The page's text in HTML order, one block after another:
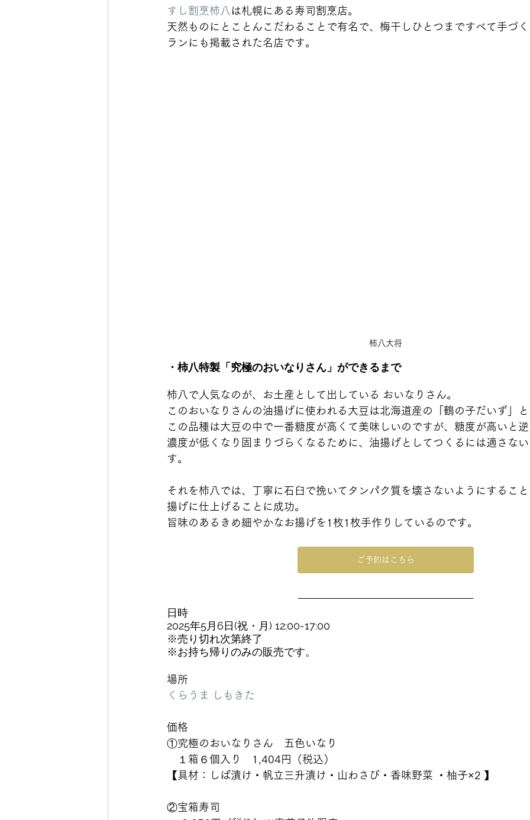
すし割烹柿八 は札幌にある寿司割烹店。
天然ものにとことんこだわることで有名で、梅干しひとつまですべて手づく
ランにも掲載された名店です。
柿八大将
・柿八特製「究極のおいなりさん」ができるまで
柿八で人気なのが、お土産として出している おいなりさん。
このおいなりさんの油揚げに使われる大豆は北海道産の「鶴の子だいず」と
この品種は大豆の中で一番糖度が高くて美味しいのですが、糖度が高いと
濃度が低くなり固まりづらくなるために、油揚げとしてつくるには適さな
す。
それを柿八では、丁寧に石臼で挽いてタンパク質を壊さないようにするこ
揚げに仕上げることに成功。
旨味のあるきめ細やかなお揚げを1枚1枚手作りしているのです。
ご予約はこちら
日時
2025年5月6日(祝・月) 12:00-17:00
※売り切れ次第終了
※お持ち帰りのみの販売です。
場所
くらうま しもきた
価格
①究極のおいなりさん　五色いなり
１箱６個入り　1,404円（税込）
【具材：しば漬け・帆立三升漬け・山わさび・香味野菜 ・柚子×2 】
②宝箱寿司